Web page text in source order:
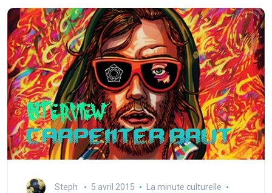
Steph 5 avril 2015
La minute culturelle